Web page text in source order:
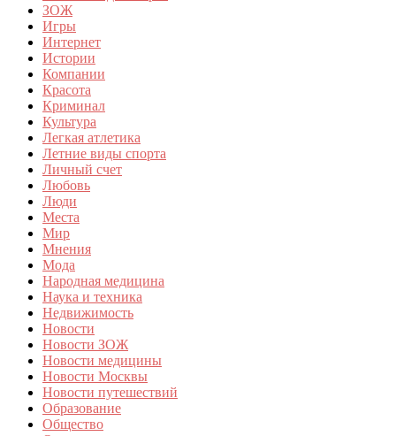
ЗОЖ
Игры
Интернет
Истории
Компании
Красота
Криминал
Культура
Легкая атлетика
Летние виды спорта
Личный счет
Любовь
Люди
Места
Мир
Мнения
Мода
Народная медицина
Наука и техника
Недвижимость
Новости
Новости ЗОЖ
Новости медицины
Новости Москвы
Новости путешествий
Образование
Общество